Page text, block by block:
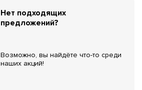
Нет подходящих
предложений?
Возможно, вы найдёте что-то среди
наших акций!